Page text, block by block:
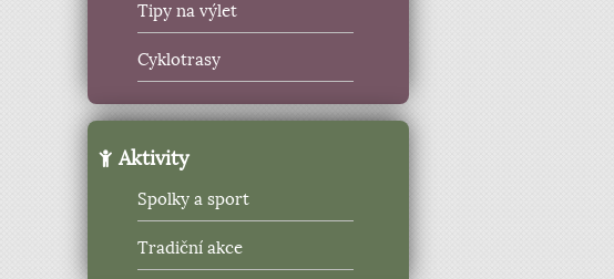
Tipy na výlet
Cyklotrasy
Aktivity
Spolky a sport
Tradiční akce